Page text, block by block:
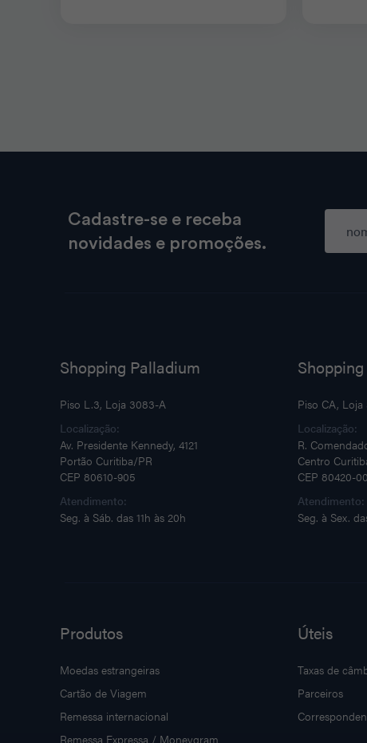
Cadastre-se e receba
novidades e promoções.
Shopping Palladium
Piso L.3, Loja 3083-A
Localização:
Av. Presidente Kennedy, 4121
Portão Curitiba/PR
CEP 80610-905
Atendimento:
Seg. à Sáb. das 11h às 20h
Piso CA, Loja
Localização:
R.
Centro
CEP 80420-
Atendimento:
Seg. à Sex.
Produtos
Moedas estrangeiras
Cartão de Viagem
Remessa internacional
Remessa Expressa / Moneygram
Úteis
Taxas de
Parceiros